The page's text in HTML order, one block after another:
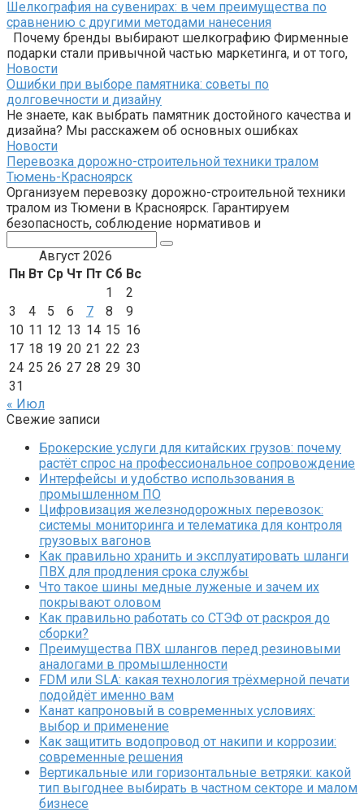
Шелкография на сувенирах: в чем преимущества по
сравнению с другими методами нанесения
Почему бренды выбирают шелкографию Фирменные
подарки стали привычной частью маркетинга, и от того,
Новости
Ошибки при выборе памятника: советы по
долговечности и дизайну
Не знаете, как выбрать памятник достойного качества и
дизайна? Мы расскажем об основных ошибках
Новости
Перевозка дорожно-строительной техники тралом
Тюмень-Красноярск
Организуем перевозку дорожно-строительной техники
тралом из Тюмени в Красноярск. Гарантируем
безопасность, соблюдение нормативов и
Август 2026
Пн Вт Ср Чт Пт Сб Вс
1
2
3
4 5 6 7 8
9
10 11 12 13 14 15 16
17 18 19 20 21 22 23
24 25 26 27 28 29 30
31
« Июл
Свежие записи
Брокерские услуги для китайских грузов: почему
растёт спрос на профессиональное сопровождение
Интерфейсы и удобство использования в
промышленном ПО
Цифровизация железнодорожных перевозок:
системы мониторинга и телематика для контроля
грузовых вагонов
Как правильно хранить и эксплуатировать шланги
ПВХ для продления срока службы
Что такое шины медные луженые и зачем их
покрывают оловом
Как правильно работать со СТЭФ от раскроя до
сборки?
Преимущества ПВХ шлангов перед резиновыми
аналогами в промышленности
FDM или SLA: какая технология трёхмерной печати
подойдёт именно вам
Канат капроновый в современных условиях:
выбор и применение
Как защитить водопровод от накипи и коррозии:
современные решения
Вертикальные или горизонтальные ветряки: какой
тип выгоднее выбирать в частном секторе и малом
бизнесе